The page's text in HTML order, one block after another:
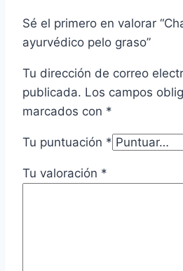
Sé el primero en valorar
ayurvédico pelo graso”
Tu dirección de correo
publicada. Los campos
marcados con *
Tu puntuación *
Tu valoración *